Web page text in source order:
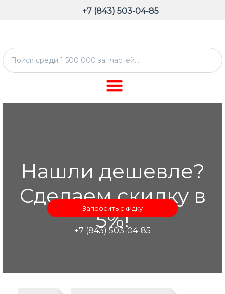
+7 (843) 503-04-85
Нашли дешевле?
Сделаем скидку в
5%!
Запросить скидку
+7 (843) 503-04-85